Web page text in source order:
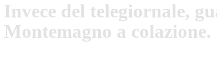
Invece del telegiornale,
Montemagno a colazione.